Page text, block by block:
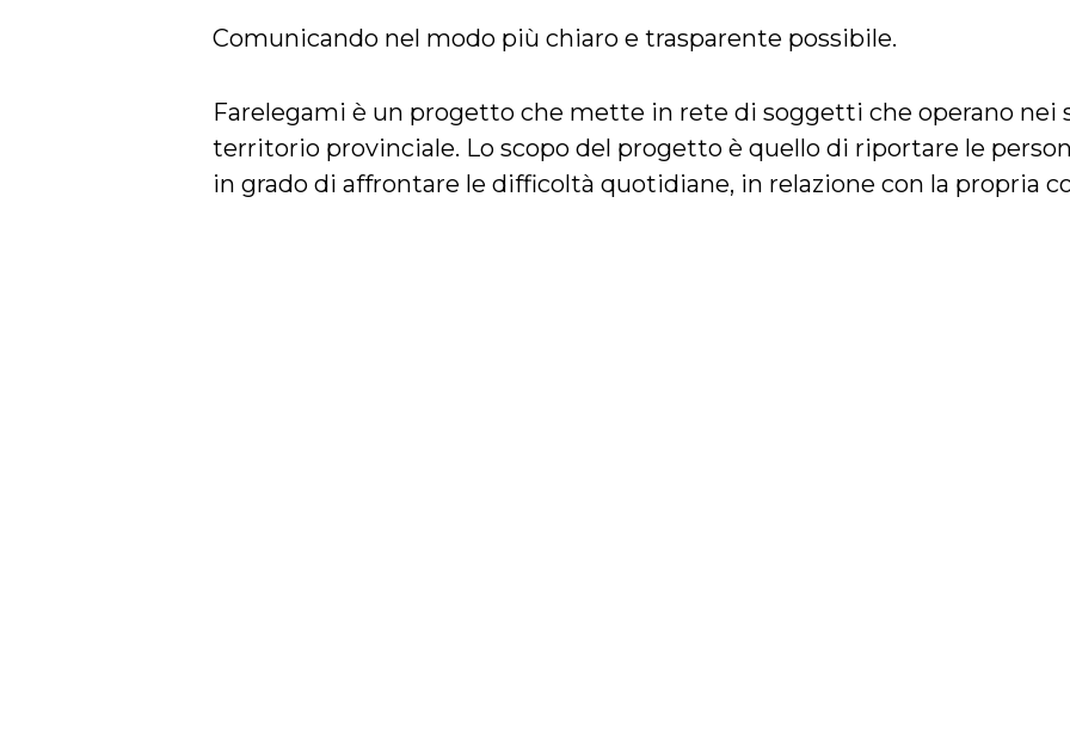
Comunicando nel modo più chiaro e trasparente possibile.
Farelegami è un progetto che mette in rete di soggetti che operano nei
territorio provinciale. Lo scopo del progetto è quello di riportare le
in grado di affrontare le difficoltà quotidiane, in relazione con la propria